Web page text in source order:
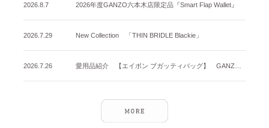
2026.8.7 2026年度GANZO六本木店限定品『Smart Flap Wallet』
2026.7.29 New Collection 「THIN BRIDLE Blackie」
2026.7.26